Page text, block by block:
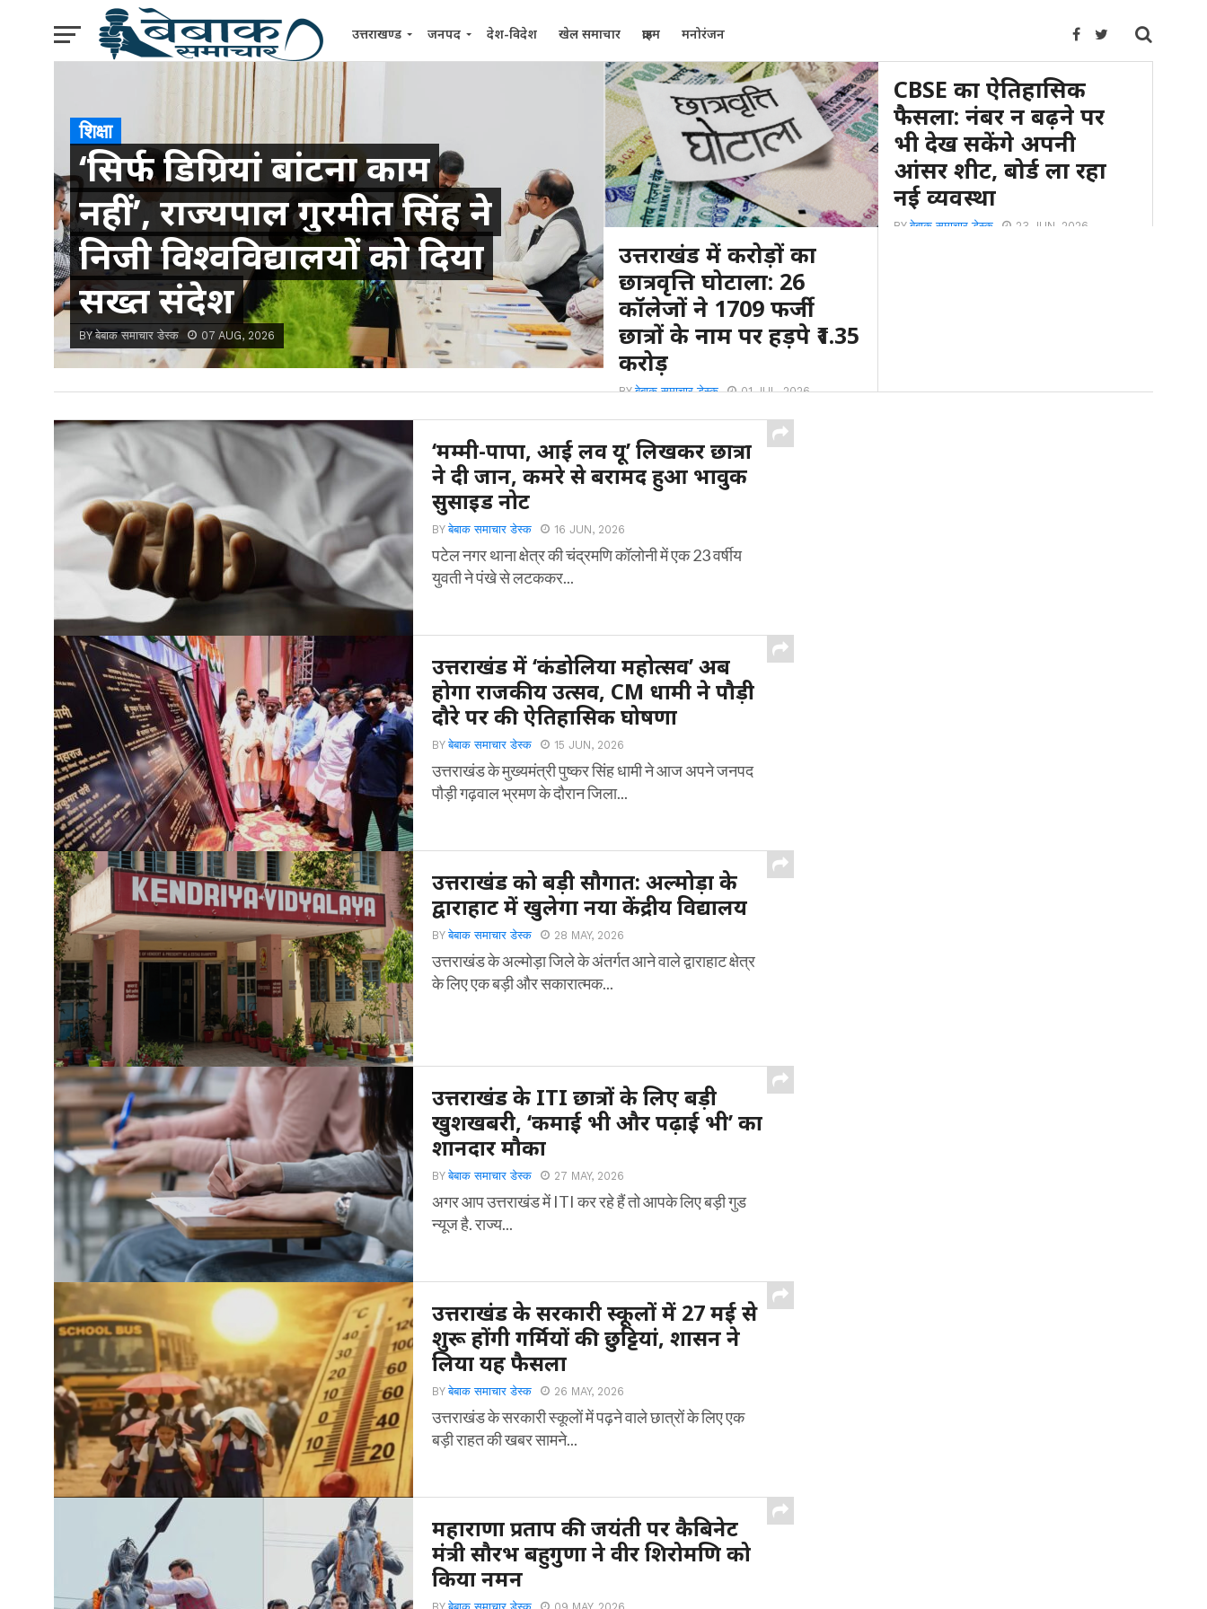
उत्तराखण्ड जनपद देश-विदेश खेल समाचार क्राइम मनोरंजन
शिक्षा
‘सिर्फ डिग्रियां बांटना काम
नहीं’, राज्यपाल गुरमीत सिंह ने
निजी विश्वविद्यालयों को दिया
सख्त संदेश
BY बेबाक समाचार डेस्क 07 AUG, 2026
उत्तराखंड में करोड़ों का
छात्रवृत्ति घोटाला: 26
कॉलेजों ने 1709 फर्जी
छात्रों के नाम पर हड़पे ₹1.35
करोड़
BYबेबाक समाचार डेस्क 01 JUL, 2026
CBSE का ऐतिहासिक
फैसला: नंबर न बढ़ने पर
भी देख सकेंगे अपनी
आंसर शीट, बोर्ड ला रहा
नई व्यवस्था
BYबेबाक समाचार डेस्क 23 JUN, 2026
‘मम्मी-पापा, आई लव यू’ लिखकर छात्रा
ने दी जान, कमरे से बरामद हुआ भावुक
सुसाइड नोट
BYबेबाक समाचार डेस्क 16 JUN, 2026
पटेल नगर थाना क्षेत्र की चंद्रमणि कॉलोनी में एक 23 वर्षीय
युवती ने पंखे से लटककर...
उत्तराखंड में ‘कंडोलिया महोत्सव’ अब
होगा राजकीय उत्सव, CM धामी ने पौड़ी
दौरे पर की ऐतिहासिक घोषणा
BYबेबाक समाचार डेस्क 15 JUN, 2026
उत्तराखंड के मुख्यमंत्री पुष्कर सिंह धामी ने आज अपने जनपद
पौड़ी गढ़वाल भ्रमण के दौरान जिला...
उत्तराखंड को बड़ी सौगात: अल्मोड़ा के
द्वाराहाट में खुलेगा नया केंद्रीय विद्यालय
BYबेबाक समाचार डेस्क 28 MAY, 2026
उत्तराखंड के अल्मोड़ा जिले के अंतर्गत आने वाले द्वाराहाट क्षेत्र
के लिए एक बड़ी और सकारात्मक...
उत्तराखंड के ITI छात्रों के लिए बड़ी
खुशखबरी, ‘कमाई भी और पढ़ाई भी’ का
शानदार मौका
BYबेबाक समाचार डेस्क 27 MAY, 2026
अगर आप उत्तराखंड में ITI कर रहे हैं तो आपके लिए बड़ी गुड
न्यूज है. राज्य...
उत्तराखंड के सरकारी स्कूलों में 27 मई से
शुरू होंगी गर्मियों की छुट्टियां, शासन ने
लिया यह फैसला
BYबेबाक समाचार डेस्क 26 MAY, 2026
उत्तराखंड के सरकारी स्कूलों में पढ़ने वाले छात्रों के लिए एक
बड़ी राहत की खबर सामने...
महाराणा प्रताप की जयंती पर कैबिनेट
मंत्री सौरभ बहुगुणा ने वीर शिरोमणि को
किया नमन